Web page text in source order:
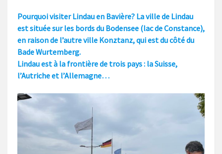
Pourquoi visiter Lindau en Bavière? La ville de Lindau
est située sur les bords du Bodensee (lac de Constance),
en raison de l’autre ville Konztanz, qui est du côté du
Bade Wurtemberg.
Lindau est à la frontière de trois pays : la Suisse,
l’Autriche et l’Allemagne…